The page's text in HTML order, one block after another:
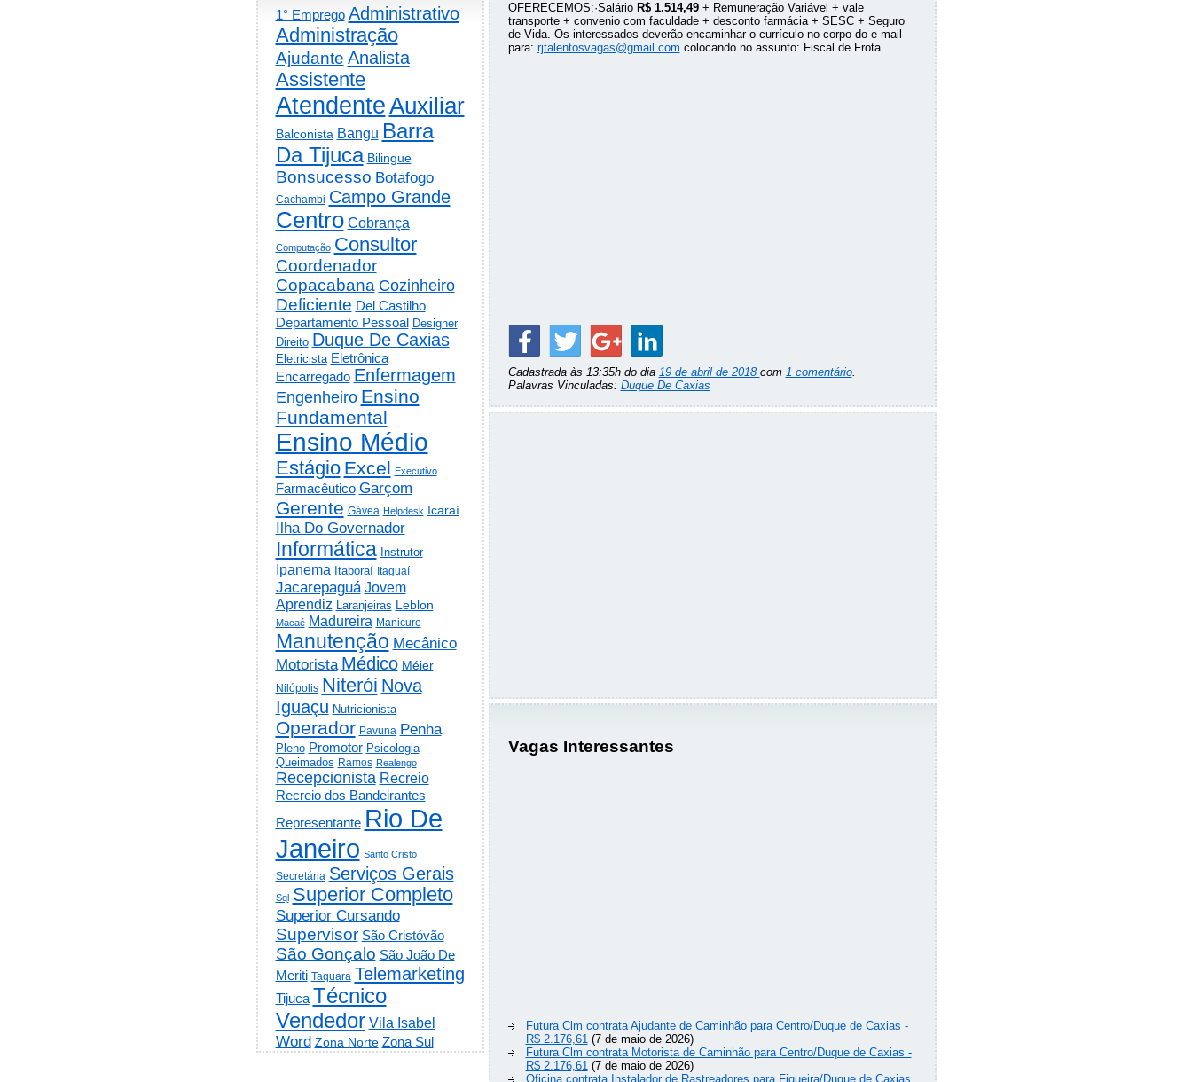
OFERECEMOS:·Salário R$ 1.514,49+ Remuneração Variável + vale
transporte + convenio com faculdade + desconto farmácia + SESC + Seguro
de Vida. Os interessados deverão encaminhar o currículo no corpo do e-mail
para: rjtalentosvagas@gmail.com colocando no assunto: Fiscal de Frota
Cadastrada às 13:35h do dia 19 de abril de 2018 com 1 comentário.
Palavras Vinculadas: Duque De Caxias
Vagas Interessantes
Futura Clm contrata Ajudante de Caminhão para Centro/Duque de Caxias -
R$ 2.176,61(7 de maio de 2026)
Futura Clm contrata Motorista de Caminhão para Centro/Duque de Caxias -
R$ 2.176,61(7 de maio de 2026)
Oficina contrata Instalador de Rastreadores para Figueira/Duque de Caxias
1° Emprego Administrativo
Administração
Ajudante Analista
Assistente
AtendenteAuxiliar
Balconista Bangu Barra
Da Tijuca Bilingue
Bonsucesso Botafogo
Cachambi Campo Grande
Centro Cobrança
Computação Consultor
Coordenador
Copacabana Cozinheiro
Deficiente Del Castilho
Departamento Pessoal Designer
Direito Duque De Caxias
Eletricista Eletrônica
Encarregado Enfermagem
Engenheiro Ensino
Fundamental
Ensino Médio
Estágio Excel Executivo
Farmacêutico Garçom
Gerente Gávea Helpdesk Icaraí
Ilha Do Governador
Informática Instrutor
Ipanema Itaboraí Itaguaí
Jacarepaguá Jovem
Aprendiz
Laranjeiras Leblon
Macaé Madureira Manicure
Manutenção Mecânico
Motorista Médico Méier
Nilópolis Niterói Nova
Iguaçu Nutricionista
Operador Pavuna Penha
Pleno Promotor Psicologia
Queimados Ramos Realengo
Recepcionista Recreio
Recreio dos Bandeirantes
Representante Rio De
Janeiro Santo Cristo
Secretária Serviços Gerais
Sql Superior Completo
Superior Cursando
Supervisor São Cristóvão
São Gonçalo São João De
Meriti Taquara Telemarketing
Tijuca Técnico
Vendedor Vila Isabel
Word Zona Norte Zona Sul